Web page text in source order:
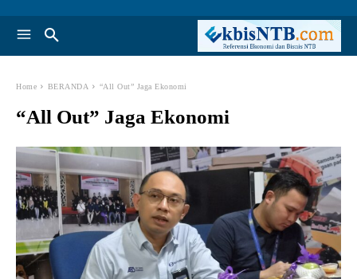
Home BERANDA “All Out” Jaga Ekonomi
“All Out” Jaga Ekonomi